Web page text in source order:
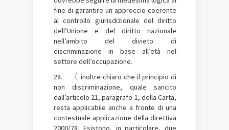
fine di garantire un approccio coerente
al controllo giurisdizionale del diritto
dell’Unione e del diritto nazionale
nell’ambito del divieto di
discriminazione in base all’età nel
settore dell’occupazione.
28. È inoltre chiaro che il principio di
non discriminazione, quale sancito
dall’articolo 21, paragrafo 1, della Carta,
resta applicabile anche a fronte di una
contestuale applicazione della direttiva
2000/78. Esistono, in particolare, due